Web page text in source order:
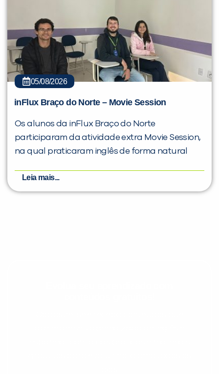
05/08/2026
inFlux Braço do Norte – Movie Session
Os alunos da inFlux Braço do Norte
participaram da atividade extra Movie Session,
na qual praticaram inglês de forma natural
Leia mais...